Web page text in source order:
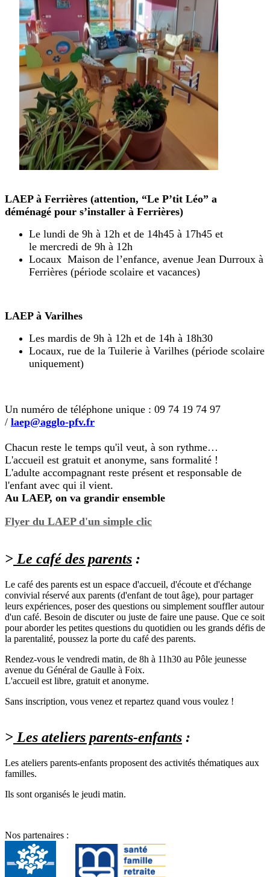
LAEP à Ferrières (attention, “Le P’tit Léo” a
déménagé pour s’installer à Ferrières)
Le lundi de 9h à 12h et de 14h45 à 17h45 et
le mercredi de 9h à 12h
Locaux Maison de l’enfance, avenue Jean Durroux à
Ferrières (période scolaire et vacances)
LAEP à Varilhes
Les mardis de 9h à 12h et de 14h à 18h30
Locaux, rue de la Tuilerie à Varilhes (période scolaire
uniquement)
Un numéro de téléphone unique : 09 74 19 74 97
/ laep@agglo-pfv.fr
Chacun reste le temps qu'il veut, à son rythme…
L'accueil est gratuit et anonyme, sans formalité !
L'adulte accompagnant reste présent et responsable de
l'enfant avec qui il vient.
Au LAEP, on va grandir ensemble
Flyer du LAEP d'un simple clic
> Le café des parents :
Le café des parents est un espace d'accueil, d'écoute et d'échange
convivial réservé aux parents (d'enfant de tout âge), pour partager
leurs expériences, poser des questions ou simplement souffler autour
d'un café. Besoin de discuter ou juste de faire une pause. Que ce soit
pour aborder les petites questions du quotidien ou les grands défis de
la parentalité, poussez la porte du café des parents.
Rendez-vous le vendredi matin, de 8h à 11h30 au Pôle jeunesse
avenue du Général de Gaulle à Foix.
L'accueil est libre, gratuit et anonyme.
Sans inscription, vous venez et repartez quand vous voulez !
> Les ateliers parents-enfants :
Les ateliers parents-enfants proposent des activités thématiques aux
familles.
Ils sont organisés le jeudi matin.
Nos partenaires :